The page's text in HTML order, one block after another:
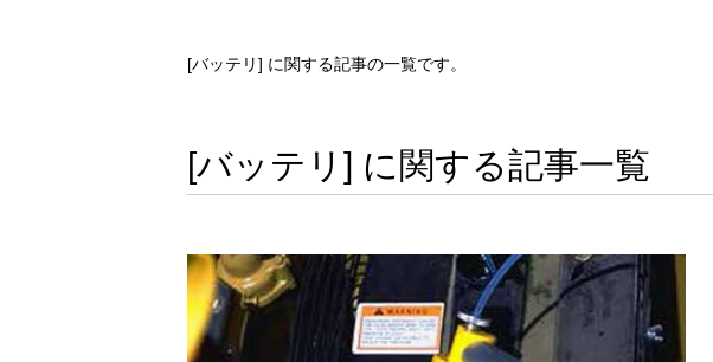
[バッテリ] に関する記事の一覧です。
[バッテリ] に関する記事一覧